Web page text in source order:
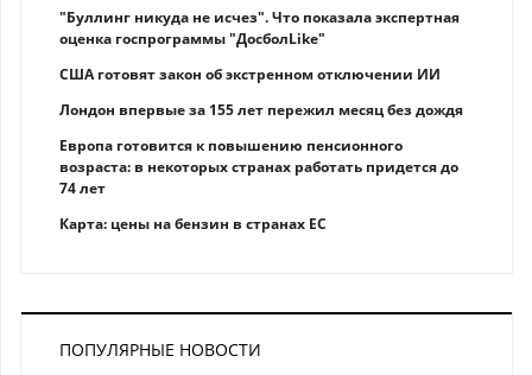
"Буллинг никуда не исчез". Что показала экспертная
оценка госпрограммы "ДосболLike"
США готовят закон об экстренном отключении ИИ
Лондон впервые за 155 лет пережил месяц без дождя
Европа готовится к повышению пенсионного
возраста: в некоторых странах работать придется до
74 лет
Карта: цены на бензин в странах ЕС
ПОПУЛЯРНЫЕ НОВОСТИ